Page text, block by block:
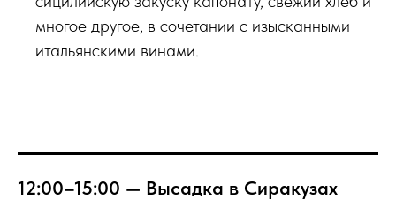
многое другое, в сочетании с изысканными
итальянскими винами.
12:00–15:00 — Высадка в Сиракузах